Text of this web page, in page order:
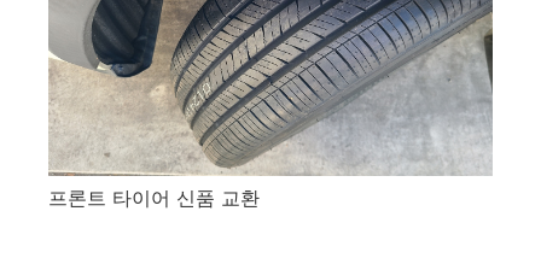
프론트 타이어 신품 교환